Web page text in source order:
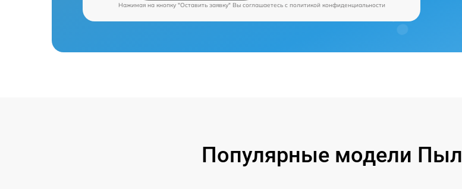
Нажимая на кнопку "Оставить заявку" Вы соглашаетесь c политикой конфиденциальности
Популярные модели